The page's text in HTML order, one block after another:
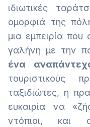
ιδιωτικές
ομορφιά της
μια εμπειρία που
γαλήνη με την
ένα
τουριστικούς
ταξιδιώτες, η
ευκαιρία να
ντόπιοι, και